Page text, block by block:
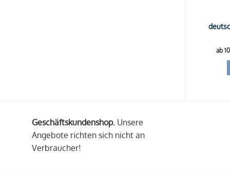
ab
Geschäftskundenshop. Unsere
Angebote richten sich nicht an
Verbraucher!